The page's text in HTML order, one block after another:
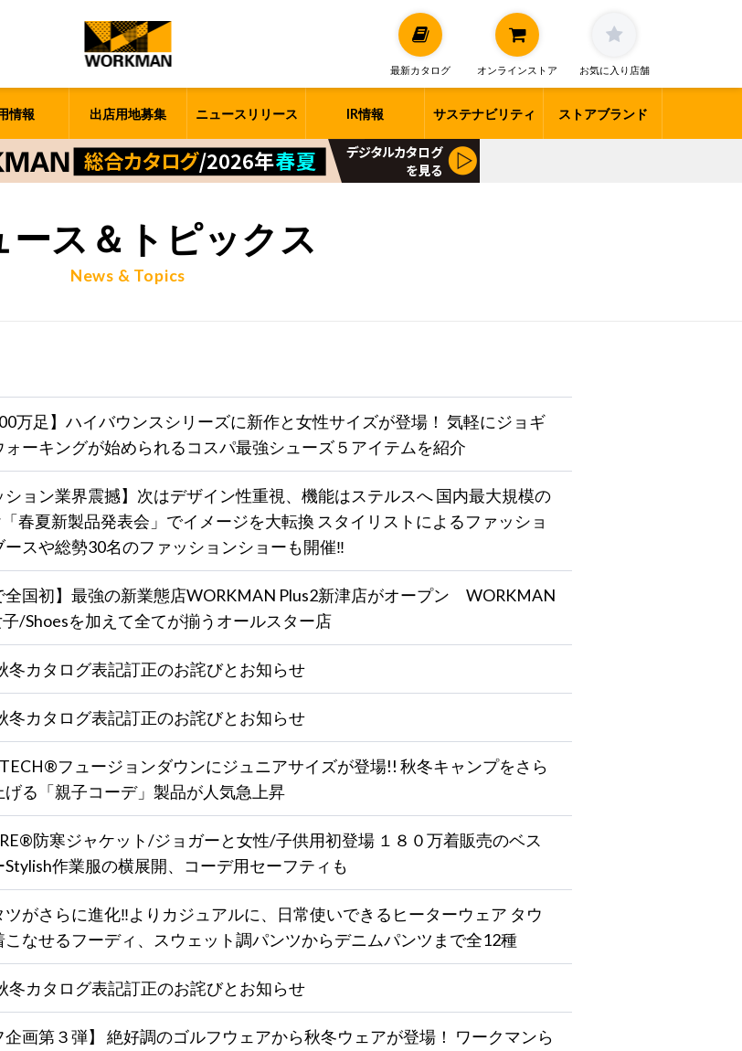
最新カタログ オンラインストア お気に入り店舗
情報 出店用地募集 ニュースリリース IR情報 サステナビリティ ストアブランド
ース＆トピックス
News & Topics
万足】ハイバウンスシリーズに新作と女性サイズが登場！ 気軽にジョギ
ォーキングが始められるコスパ最強シューズ５アイテムを紹介
ション業界震撼】次はデザイン性重視、機能はステルスへ 国内最大規模の
「春夏新製品発表会」でイメージを大転換 スタイリストによるファッショ
ースや総勢30名のファッションショーも開催‼
全国初】最強の新業態店WORKMAN Plus2新津店がオープン WORKMAN
子/Shoesを加えて全てが揃うオールスター店
冬カタログ表記訂正のお詫びとお知らせ
冬カタログ表記訂正のお詫びとお知らせ
TECH®フュージョンダウンにジュニアサイズが登場!! 秋冬キャンプをさら
げる「親子コーデ」製品が人気急上昇
防寒ジャケット/ジョガーと女性/子供用初登場 １８０万着販売のベス
Stylish作業服の横展開、コーデ用セーフティも
ツがさらに進化‼よりカジュアルに、日常使いできるヒーターウェア タウ
こなせるフーディ、スウェット調パンツからデニムパンツまで全12種
冬カタログ表記訂正のお詫びとお知らせ
企画第３弾】 絶好調のゴルフウェアから秋冬ウェアが登場！ ワークマンら